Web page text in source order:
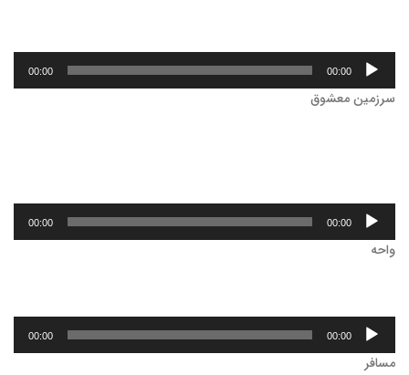
پخش‌کننده
صوت
00:00
00:00
سرزمین معشوق
پخش‌کننده
صوت
00:00
00:00
واحه
پخش‌کننده
صوت
00:00
00:00
مسافر